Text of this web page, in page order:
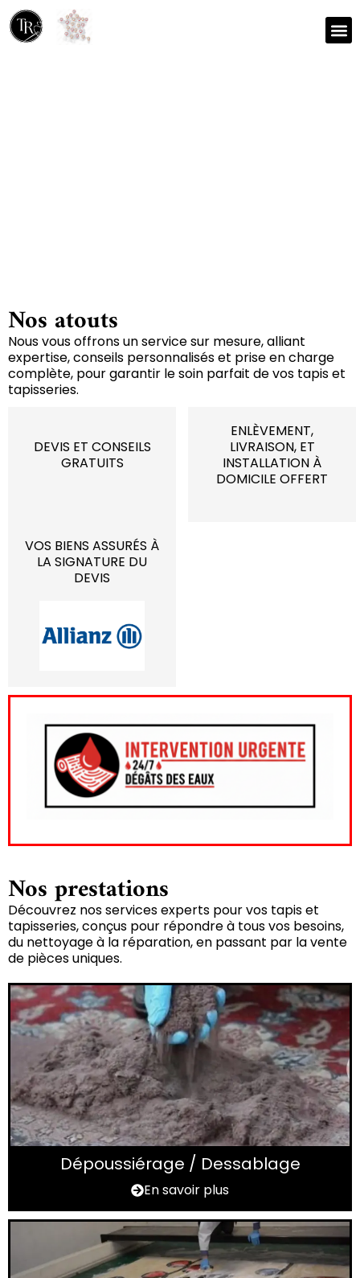
Nos atouts
Nous vous offrons un service sur mesure, alliant
expertise, conseils personnalisés et prise en charge
complète, pour garantir le soin parfait de vos tapis et
tapisseries.
DEVIS ET CONSEILS
GRATUITS
ENLÈVEMENT,
LIVRAISON, ET
INSTALLATION À
DOMICILE OFFERT
VOS BIENS ASSURÉS À
LA SIGNATURE DU
DEVIS
Nos prestations
Découvrez nos services experts pour vos tapis et
tapisseries, conçus pour répondre à tous vos besoins,
du nettoyage à la réparation, en passant par la vente
de pièces uniques.
Dépoussiérage / Dessablage
En savoir plus